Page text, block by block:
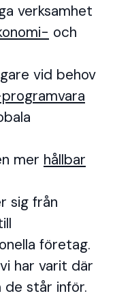
verksamhet
och
vid behov
mer hållbar
sig från
företag.
har varit där
de står inför.